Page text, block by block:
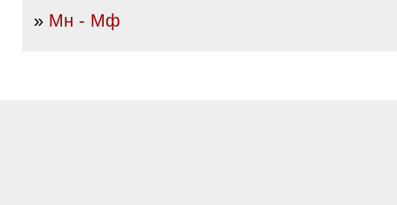
» Мн - Мф